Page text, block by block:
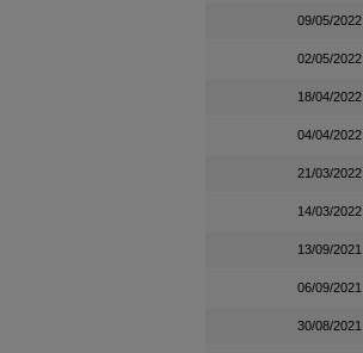
09/05/2022
02/05/2022
18/04/2022
04/04/2022
21/03/2022
14/03/2022
13/09/2021
06/09/2021
30/08/2021